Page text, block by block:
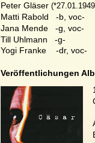
Peter Gläser
Matti Rabold   -b, voc-
Jana Mende   -g, voc-
Till Uhlmann   -g-
Yogi Franke    -dr, voc-
Veröffentlichungen